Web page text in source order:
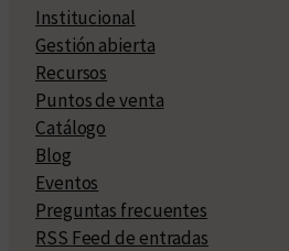
Institucional
Gestión abierta
Recursos
Puntos de venta
Catálogo
Blog
Eventos
Preguntas frecuentes
RSS Feed de entradas